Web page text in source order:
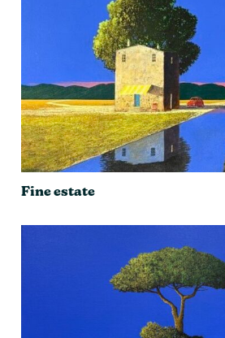
Fine estate